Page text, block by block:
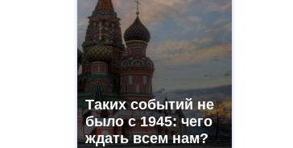
Таких событий не
было с 1945: чего
ждать всем нам?